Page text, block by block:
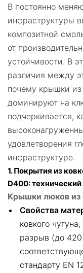
В постоянно
инфраструктуры
композитной
от
устойчивости. В
различия между
почему крышки
доминируют на
подчеркивается,
удовлетворения
инфраструктуре.
1. Покрытия из
D400: технический
Крышки люков из
Свойства
ковкого
разрыв (до
стандарту EN